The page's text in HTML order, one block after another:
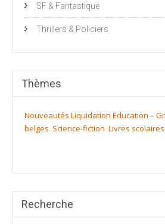
SF & Fantastique
Thrillers & Policiers
Thèmes
Nouveautés Liquidation Education –
belges Science-fiction Livres scolaires
Recherche